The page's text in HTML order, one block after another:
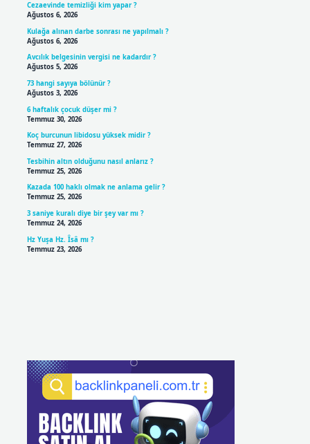
Cezaevinde temizliği kim yapar ?
Ağustos 6, 2026
Kulağa alınan darbe sonrası ne yapılmalı ?
Ağustos 6, 2026
Avcılık belgesinin vergisi ne kadardır ?
Ağustos 5, 2026
73 hangi sayıya bölünür ?
Ağustos 3, 2026
6 haftalık çocuk düşer mi ?
Temmuz 30, 2026
Koç burcunun libidosu yüksek midir ?
Temmuz 27, 2026
Tesbihin altın olduğunu nasıl anlarız ?
Temmuz 25, 2026
Kazada 100 haklı olmak ne anlama gelir ?
Temmuz 25, 2026
3 saniye kuralı diye bir şey var mı ?
Temmuz 24, 2026
Hz Yuşa Hz. Îsâ mı ?
Temmuz 23, 2026